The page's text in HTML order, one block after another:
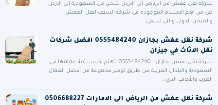
شركة نقل عفش من الرياض الى الاردن شحن من السعودية الى الاردن
هى من اهم الاقسام الموجودة فى شركة السيف لنقل العفش
والشحن الدولى والتى نسعى ...
شركة نقل عفش بجازان 0555484240 افضل شركات
نقل الاثاث في جيزان
شركة نقل عفش بجازان 0555484240 تهتم بكسب ثقة عملائها في
السعودية والبلدان العربية عن طريق توفير مجموعة من أفضل العمال
العرب والأجانب الذي...
شركة نقل عفش من الرياض الى الامارات 0506688227